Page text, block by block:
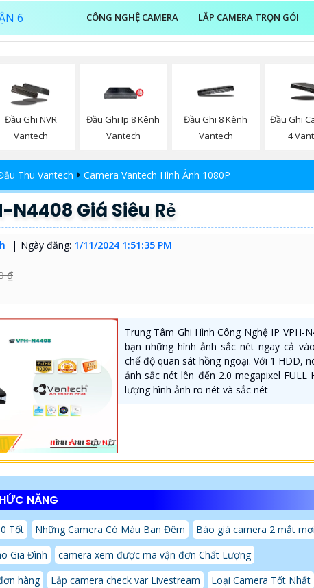
6 CÔNG NGHỆ CAMERA LẮP CAMERA TRỌN GÓI
Đầu Ghi NVR
Vantech
Đầu Ghi Ip 8 Kênh
Vantech
Đầu Ghi 8 Kênh
Vantech
Đầu Ghi
4
Thu Vantech Camera Vantech Hình Ảnh 1080P
N4408 Giá Siêu Rẻ
Ngày đăng: 1/11/2024 1:51:35 PM
₫
Trung Tâm Ghi Hình Công Nghệ IP VPH-
bạn những hình ảnh sắc nét ngay cả
chế độ quan sát hồng ngoại. Với 1 HDD,
ảnh sắc nét lên đến 2.0 megapixel FULL
lượng hình ảnh rõ nét và sắc nét
NĂNG
Tốt Những Camera Có Màu Ban Đêm
Báo giá camera 2 mắt mơi
Gia Đình
camera xem được mã vận đơn Chất Lượng
hàng
Lắp camera check var Livestream Loại Camera Tốt Nhất